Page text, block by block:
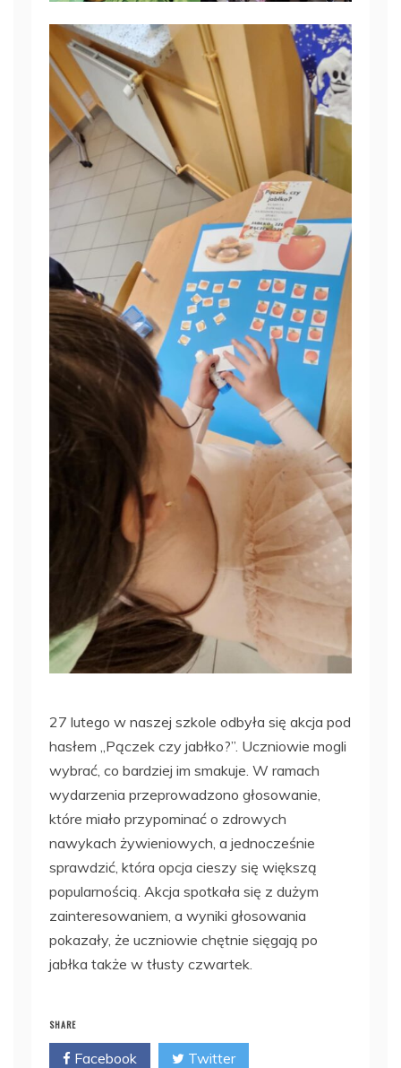
27 lutego w naszej szkole odbyła się akcja pod
hasłem „Pączek czy jabłko?”. Uczniowie mogli
wybrać, co bardziej im smakuje. W ramach
wydarzenia przeprowadzono głosowanie,
które miało przypominać o zdrowych
nawykach żywieniowych, a jednocześnie
sprawdzić, która opcja cieszy się większą
popularnością. Akcja spotkała się z dużym
zainteresowaniem, a wyniki głosowania
pokazały, że uczniowie chętnie sięgają po
jabłka także w tłusty czwartek.
SHARE
Facebook Twitter